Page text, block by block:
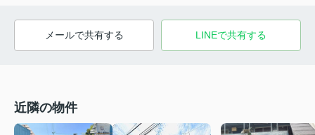
メールで共有する LINEで共有する
近隣の物件